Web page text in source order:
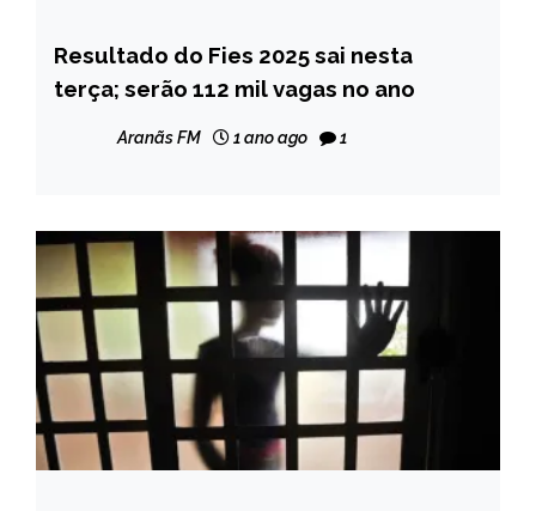
BRASIL
NOTÍCIAS
Resultado do Fies 2025 sai nesta
terça; serão 112 mil vagas no ano
Aranãs FM 1 ano ago 1